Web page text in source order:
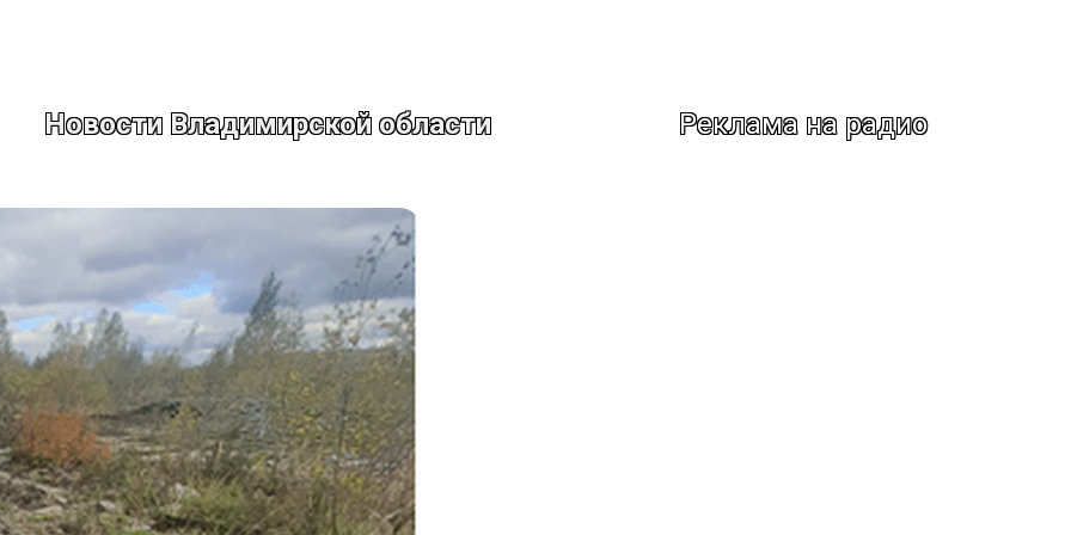
Новости Владимирской области Реклама на радио